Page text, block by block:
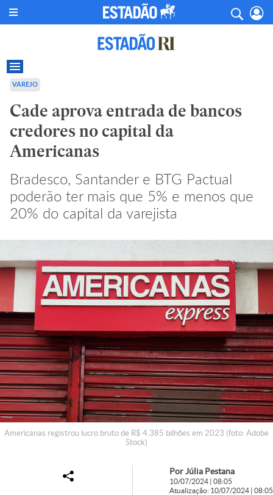
VAREJO
Cade aprova entrada de bancos
credores no capital da
Americanas
Bradesco, Santander e BTG Pactual
poderão ter mais que 5% e menos que
20% do capital da varejista
Americanas registrou lucro bruto de R$ 4,385 bilhões em 2023 (foto: Adobe
Stock)
Por Júlia Pestana
10/07/2024 | 08:05
Atualização: 10/07/2024 | 08:05